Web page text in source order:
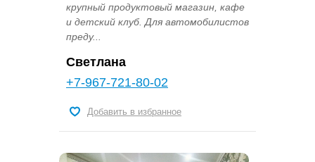
крупный продуктовый магазин, кафе
и детский клуб. Для автомобилистов
преду...
Светлана
+7-967-721-80-02
Добавить в избранное